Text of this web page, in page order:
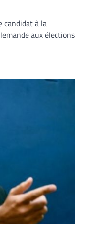
candidat à la
aux élections